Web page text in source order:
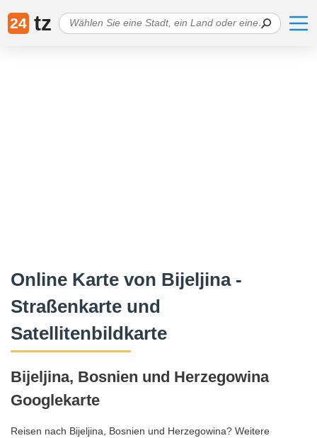
24 tz
Online Karte von Bijeljina -
Straßenkarte und
Satellitenbildkarte
Bijeljina, Bosnien und Herzegowina
Googlekarte
Reisen nach Bijeljina, Bosnien und Herzegowina? Weitere